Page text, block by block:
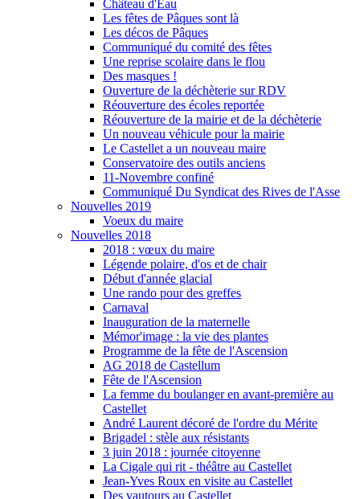
Château d'Eau
Les fêtes de Pâques sont là
Les décos de Pâques
Communiqué du comité des fêtes
Une reprise scolaire dans le flou
Des masques !
Ouverture de la déchèterie sur RDV
Réouverture des écoles reportée
Réouverture de la mairie et de la déchèterie
Un nouveau véhicule pour la mairie
Le Castellet a un nouveau maire
Conservatoire des outils anciens
11-Novembre confiné
Communiqué Du Syndicat des Rives de l'Asse
Nouvelles 2019
Voeux du maire
Nouvelles 2018
2018 : vœux du maire
Légende polaire, d'os et de chair
Début d'année glacial
Une rando pour des greffes
Carnaval
Inauguration de la maternelle
Mémor'image : la vie des plantes
Programme de la fête de l'Ascension
AG 2018 de Castellum
Fête de l'Ascension
La femme du boulanger en avant-première au
Castellet
André Laurent décoré de l'ordre du Mérite
Brigadel : stèle aux résistants
3 juin 2018 : journée citoyenne
La Cigale qui rit - théâtre au Castellet
Jean-Yves Roux en visite au Castellet
Des vautours au Castellet